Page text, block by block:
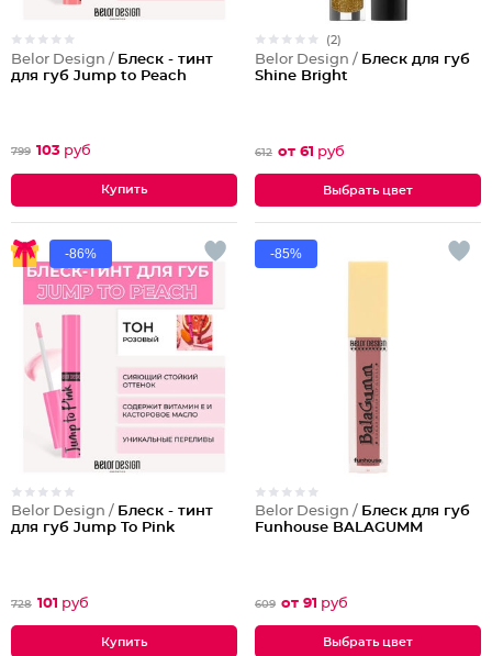
Belor Design / Блеск - тинт
для губ Jump to Peach
799 103 руб
(2)
Belor Design / Блеск для губ
Shine Bright
612 от 61 руб
Выбрать цвет
-86%
Belor Design / Блеск - тинт
для губ Jump To Pink
728 101 руб
-85%
Belor Design / Блеск для губ
Funhouse BALAGUMM
609 от 91 руб
Выбрать цвет